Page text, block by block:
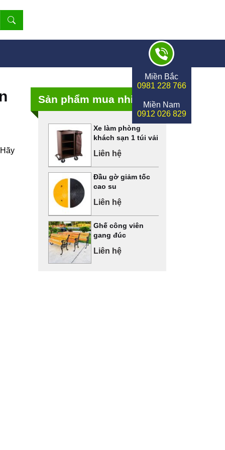
Miền Bắc
0981 228 766
Miền Nam
0912 026 829
Sản phẩm mua nhiều
Xe làm phòng
khách sạn 1 túi vải
Liên hệ
Đầu gờ giảm tốc
cao su
Liên hệ
Ghế công viên
gang đúc
Liên hệ